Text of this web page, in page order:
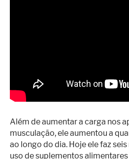
Além de aumentar a carga nos
musculação, ele aumentou a
ao longo do dia. Hoje ele faz
uso de suplementos alimentares